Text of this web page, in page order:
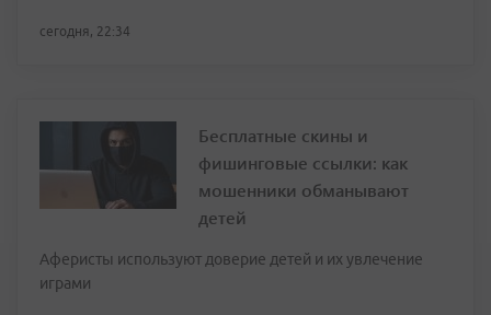
сегодня, 22:34
Бесплатные скины и
фишинговые ссылки: как
мошенники обманывают
детей
Аферисты используют доверие детей и их увлечение
играми